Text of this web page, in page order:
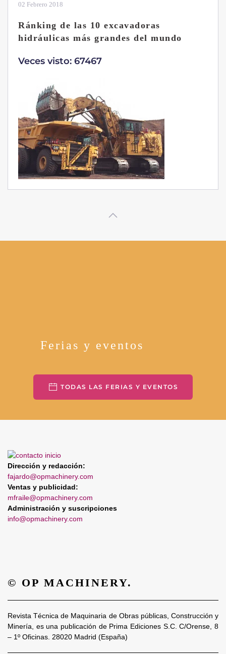
28 Enero 2019
Las ventajas de la excavadora Yanmar
B7 Sigma-6
Veces visto: 32218
Ferias y eventos
TODAS LAS FERIAS Y EVENTOS
Dirección y redacción:
fajardo@opmachinery.com
Ventas y publicidad:
mfraile@opmachinery.com
Administración y suscripciones
info@opmachinery.com
© OP MACHINERY.
Revista Técnica de Maquinaria de Obras públicas, Construcción y
Minería, es una publicación de Prima Ediciones S.C. C/Orense, 8
– 1º Oficinas. 28020 Madrid (España)